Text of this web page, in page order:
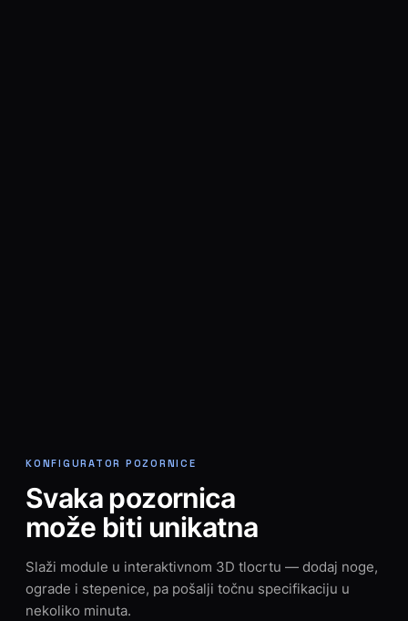
KONFIGURATOR POZORNICE
Svaka pozornica
može biti unikatna
Slaži module u interaktivnom 3D tlocrtu — dodaj noge,
ograde i stepenice, pa pošalji točnu specifikaciju u
nekoliko minuta.